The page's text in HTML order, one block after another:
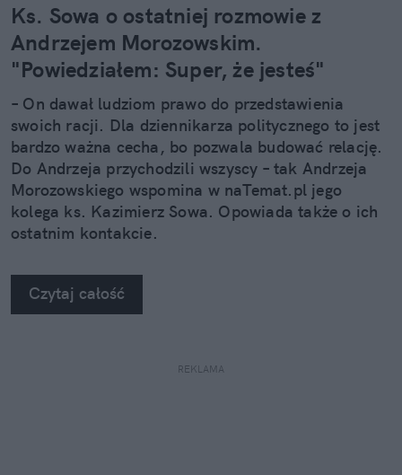
Ks. Sowa o ostatniej rozmowie z
Andrzejem Morozowskim.
"Powiedziałem: Super, że jesteś"
– On dawał ludziom prawo do przedstawienia
swoich racji. Dla dziennikarza politycznego to jest
bardzo ważna cecha, bo pozwala budować relację.
Do Andrzeja przychodzili wszyscy – tak Andrzeja
Morozowskiego wspomina w naTemat.pl jego
kolega ks. Kazimierz Sowa. Opowiada także o ich
ostatnim kontakcie.
Czytaj całość
REKLAMA